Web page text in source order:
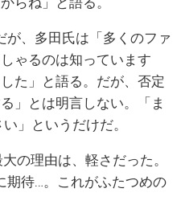
が、多田氏は「多くのファ
ゃるのは知っています
た」と語る。だが、否定
」とは明言しない。「ま
」というだけだ。
の理由は、軽さだった。
期待…。これがふたつめの